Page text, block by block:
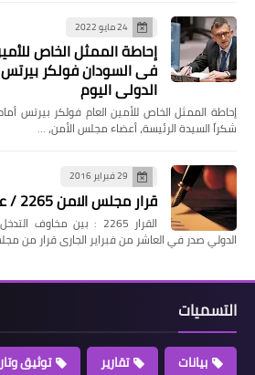
24 مايو 2022
إحاطة الممثل الخاص
فى السودان فولكر
الدولي اليوم
شكراً السيدة الرئيسة، أعضاء مجلس الأمن، …
29 فبراير 2016
قرار مجلس الامن 2265 / عثمان نواى
القرار 2265 : بين
الدولي صدر في العاشر من فبراير الجارى قرار من
التسميات
بيانات تقارير
توثيق